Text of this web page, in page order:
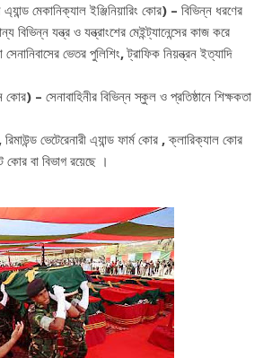
মেকানিক্যাল ইঞ্জিনিয়ারিং কোর) – বিভিন্ন ধরণের
বিভিন্ন যন্ত্র ও যন্ত্রাংশের মেইন্ট্যানেন্সের কাজ করে
ভেতর পুলিশিং, ট্রাফিক নিয়ন্ত্রন ইত্যাদি
– সেনাবাহিনীর বিভিন্ন স্কুল ও প্রতিষ্ঠানে শিক্ষকতা
ভেটেরেনারী এ্যান্ড ফার্ম কোর , ক্লারিক্যাল কোর
বা বিভাগ রয়েছে ।